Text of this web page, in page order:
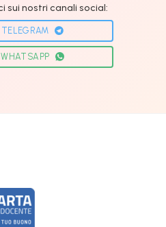
sui nostri canali social: